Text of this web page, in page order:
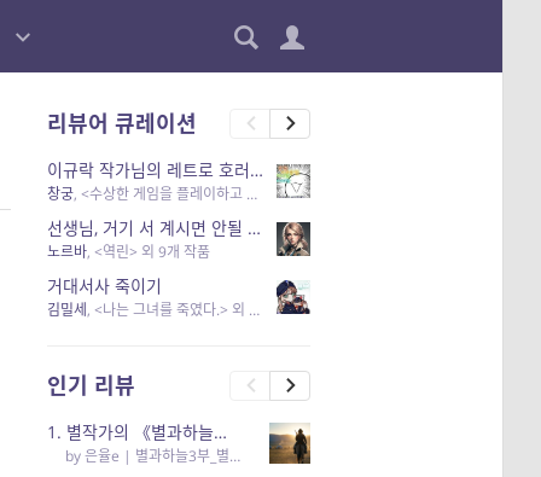
리뷰어 큐레이션
이규락 작가님의 레트로 호러 리뷰
창궁, <수상한 게임을 플레이하고 있어> 외 3개 작품
선생님, 거기 서 계시면 안될 것 같은데요-역할 클리셰를 비튼 작품들
노르바, <역린> 외 9개 작품
거대서사 죽이기
김밀세, <나는 그녀를 죽였다.> 외 1개 작품
인기 리뷰
1. 별작가의 《별과하늘의 오케스트라》
by은율e | 별과하늘3부_별과하늘의 오케스트라